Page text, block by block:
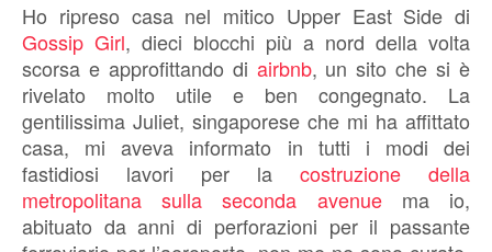
Ho ripreso casa nel mitico Upper East Side di
Gossip Girl, dieci blocchi più a nord della volta
scorsa e approfittando di airbnb, un sito che si è
rivelato molto utile e ben congegnato. La
gentilissima Juliet, singaporese che mi ha affittato
casa, mi aveva informato in tutti i modi dei
fastidiosi lavori per la costruzione della
metropolitana sulla seconda avenuema io,
abituato da anni di perforazioni per il passante